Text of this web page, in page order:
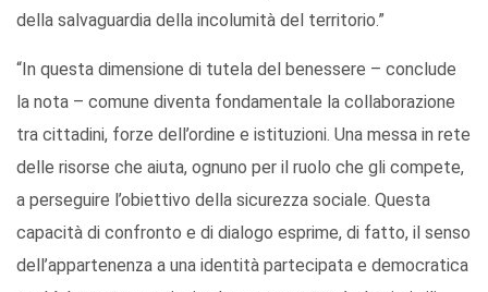
della salvaguardia della incolumità del territorio.”
“In questa dimensione di tutela del benessere – conclude
la nota – comune diventa fondamentale la collaborazione
tra cittadini, forze dell’ordine e istituzioni. Una messa in rete
delle risorse che aiuta, ognuno per il ruolo che gli compete,
a perseguire l’obiettivo della sicurezza sociale. Questa
capacità di confronto e di dialogo esprime, di fatto, il senso
dell’appartenenza a una identità partecipata e democratica